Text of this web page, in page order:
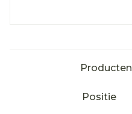
Producten
Sorteer op: